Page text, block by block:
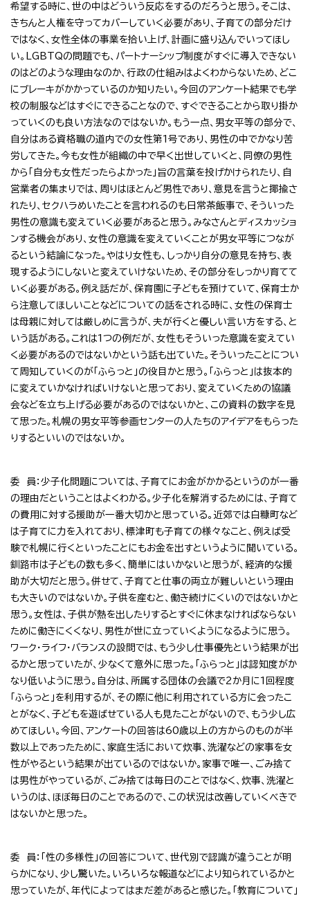
希望する時に、世の中はどういう反応をするのだろうと思う。そこは、
きちんと人権を守ってカバーしていく必要があり、子育ての部分だけ
ではなく、女性全体の事業を拾い上げ、計画に盛り込んでいってほし
い。LGBTQの問題でも、パートナーシップ制度がすぐに導入できない
のはどのような理由なのか、行政の仕組みはよくわからないため、どこ
にブレーキがかかっているのか知りたい。今回のアンケート結果でも学
校の制服などはすぐにできることなので、すぐできることから取り掛か
っていくのも良い方法なのではないか。もう一点、男女平等の部分で、
自分はある資格職の道内での女性第1号であり、男性の中でかなり苦
労してきた。今も女性が組織の中で早く出世していくと、同僚の男性
から「自分も女性だったらよかった」旨の言葉を投げかけられたり、自
営業者の集まりでは、周りはほとんど男性であり、意見を言うと揶揄さ
れたり、セクハラめいたことを言われるのも日常茶飯事で、そういった
男性の意識も変えていく必要があると思う。みなさんとディスカッショ
ンする機会があり、女性の意識を変えていくことが男女平等につなが
るという結論になった。やはり女性も、しっかり自分の意見を持ち、表
現するようにしないと変えていけないため、その部分をしっかり育てて
いく必要がある。例え話だが、保育園に子どもを預けていて、保育士か
ら注意してほしいことなどについての話をされる時に、女性の保育士
は母親に対しては厳しめに言うが、夫が行くと優しい言い方をする、と
いう話がある。これは1つの例だが、女性もそういった意識を変えてい
く必要があるのではないかという話も出ていた。そういったことについ
て周知していくのが「ふらっと」の役目かと思う。「ふらっと」は抜本的
に変えていかなければいけないと思っており、変えていくための協議
会などを立ち上げる必要があるのではないかと、この資料の数字を見
て思った。札幌の男女平等参画センターの人たちのアイデアをもらった
りするといいのではないか。
委 員：少子化問題については、子育てにお金がかかるというのが一番
の理由だということはよくわかる。少子化を解消するためには、子育て
の費用に対する援助が一番大切かと思っている。近郊では白糠町など
は子育てに力を入れており、標津町も子育ての様々なこと、例えば受
験で札幌に行くといったことにもお金を出すというように聞いている。
釧路市は子どもの数も多く、簡単にはいかないと思うが、経済的な援
助が大切だと思う。併せて、子育てと仕事の両立が難しいという理由
も大きいのではないか。子供を産むと、働き続けにくいのではないかと
思う。女性は、子供が熱を出したりするとすぐに休まなければならない
ために働きにくくなり、男性が世に立っていくようになるように思う。
ワーク・ライフ・バランスの設問では、もう少し仕事優先という結果が出
るかと思っていたが、少なくて意外に思った。「ふらっと」は認知度がか
なり低いように思う。自分は、所属する団体の会議で2か月に1回程度
「ふらっと」を利用するが、その際に他に利用されている方に会ったこ
とがなく、子どもを遊ばせている人も見たことがないので、もう少し広
めてほしい。今回、アンケートの回答は60歳以上の方からのものが半
数以上であったために、家庭生活において炊事、洗濯などの家事を女
性がやるという結果が出ているのではないか。家事で唯一、ごみ捨て
は男性がやっているが、ごみ捨ては毎日のことではなく、炊事、洗濯と
いうのは、ほぼ毎日のことであるので、この状況は改善していくべきで
はないかと思った。
委 員：「性の多様性」の回答について、世代別で認識が違うことが明
らかになり、少し驚いた。いろいろな報道などにより知られているかと
思っていたが、年代によってはまだ差があると感じた。「教育について」